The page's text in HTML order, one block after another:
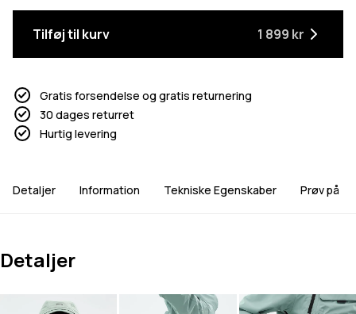
Tilføj til kurv 1 899 kr
Gratis forsendelse og gratis returnering
30 dages returret
Hurtig levering
Detaljer Information Tekniske Egenskaber Prøv på
Detaljer